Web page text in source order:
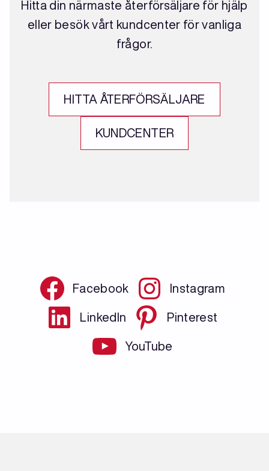
Hitta din närmaste återförsäljare för hjälp
eller besök vårt kundcenter för vanliga
frågor.
HITTA ÅTERFÖRSÄLJARE
KUNDCENTER
Facebook Instagram
LinkedIn Pinterest
YouTube